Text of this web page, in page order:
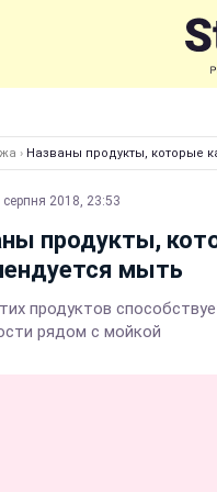
› Названы продукты, которые
2018, 23:53
продукты,
мыть
продуктов
рядом с мойкой